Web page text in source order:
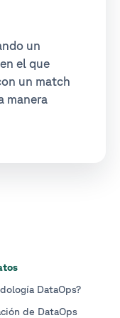
un
el que
un match
manera
DataOps?
de DataOps